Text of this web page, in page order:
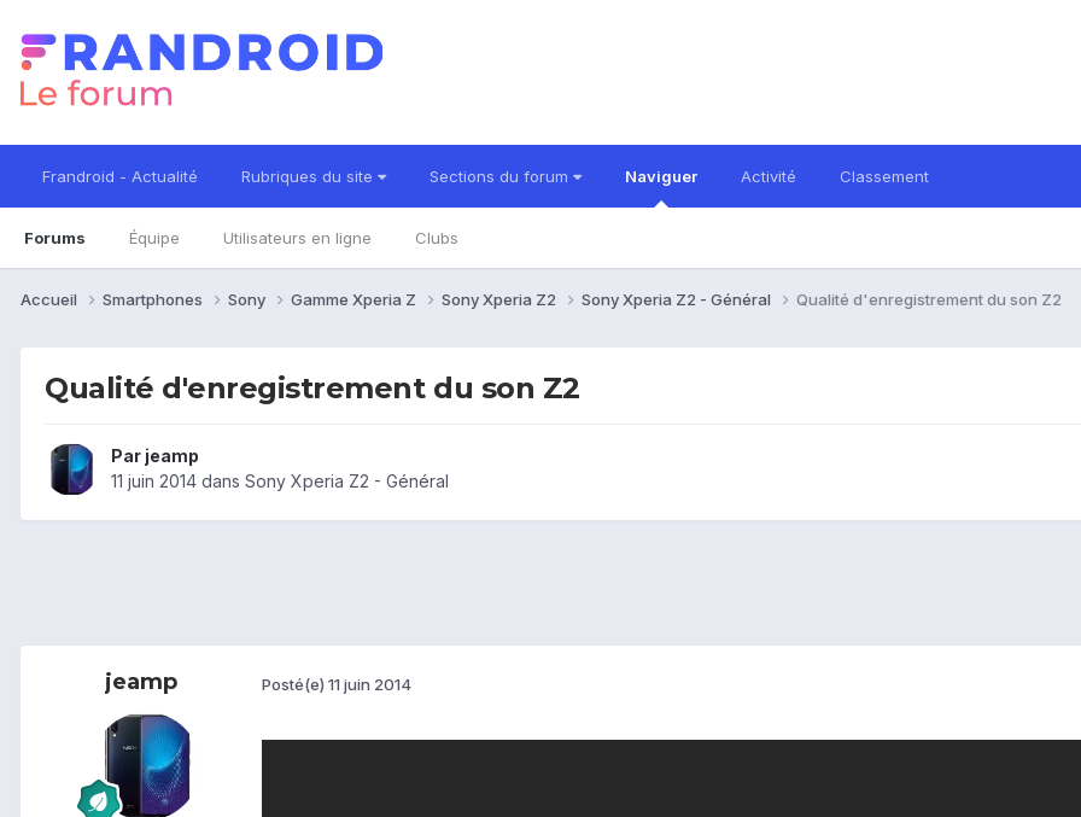
Frandroid - Actualité Rubriques du site Sections du forum Naviguer
Forums Équipe Utilisateurs en ligne Clubs
Activité Classement
Accueil Smartphones Sony Gamme Xperia Z Sony Xperia Z2 Sony Xperia Z2 - Général Qualité d'enregistrement du son Z2
Qualité d'enregistrement du son Z2
Par jeamp
11 juin 2014 dans Sony Xperia Z2 - Général
jeamp Posté(e) 11 juin 2014